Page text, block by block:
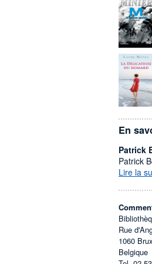
En
Patrick
Patrick
Lire la
Rue
1060
Belgique